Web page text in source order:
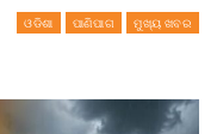
ଓଡିଶା ପାଣିପାଗ ମୁଖ୍ୟ ଖବର